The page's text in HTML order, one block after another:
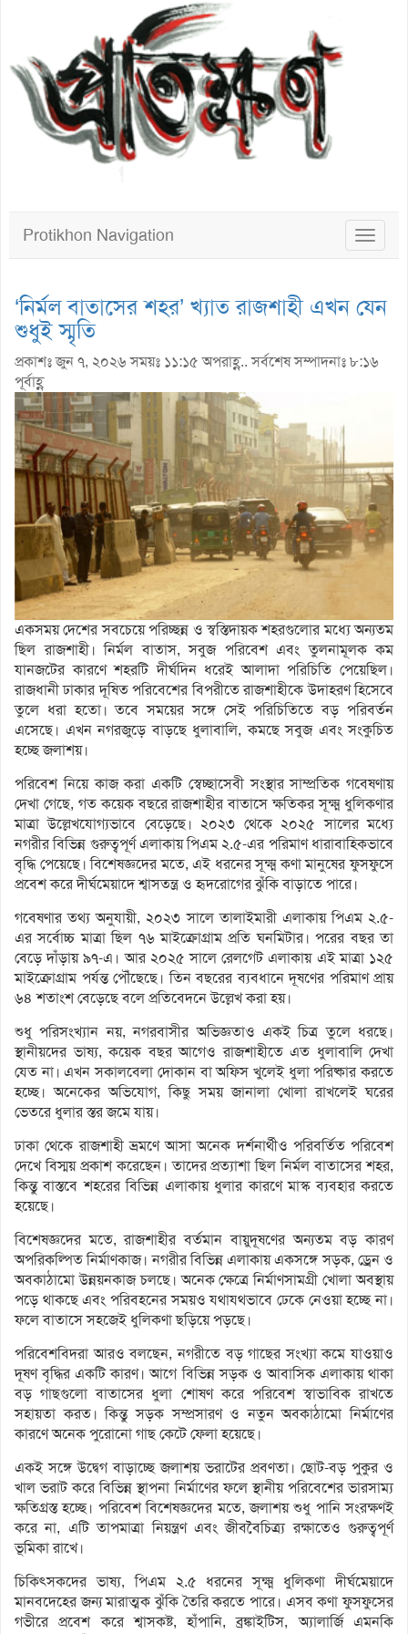
Toggle
Protikhon Navigation
‘নির্মল বাতাসের শহর’ খ্যাত রাজশাহী এখন যেন
শুধুই স্মৃতি
প্রকাশঃ জুন ৭, ২০২৬ সময়ঃ ১১:১৫ অপরাহ্ণ.. সর্বশেষ সম্পাদনাঃ ৮:১৬
পূর্বাহ্ণ
একসময় দেশের সবচেয়ে পরিচ্ছন্ন ও স্বস্তিদায়ক শহরগুলোর মধ্যে অন্যতম
ছিল রাজশাহী। নির্মল বাতাস, সবুজ পরিবেশ এবং তুলনামূলক কম
যানজটের কারণে শহরটি দীর্ঘদিন ধরেই আলাদা পরিচিতি পেয়েছিল।
রাজধানী ঢাকার দূষিত পরিবেশের বিপরীতে রাজশাহীকে উদাহরণ হিসেবে
তুলে ধরা হতো। তবে সময়ের সঙ্গে সেই পরিচিতিতে বড় পরিবর্তন
এসেছে। এখন নগরজুড়ে বাড়ছে ধুলাবালি, কমছে সবুজ এবং সংকুচিত
হচ্ছে জলাশয়।
পরিবেশ নিয়ে কাজ করা একটি স্বেচ্ছাসেবী সংস্থার সাম্প্রতিক গবেষণায়
দেখা গেছে, গত কয়েক বছরে রাজশাহীর বাতাসে ক্ষতিকর সূক্ষ্ম ধুলিকণার
মাত্রা উল্লেখযোগ্যভাবে বেড়েছে। ২০২৩ থেকে ২০২৫ সালের মধ্যে
নগরীর বিভিন্ন গুরুত্বপূর্ণ এলাকায় পিএম ২.৫-এর পরিমাণ ধারাবাহিকভাবে
বৃদ্ধি পেয়েছে। বিশেষজ্ঞদের মতে, এই ধরনের সূক্ষ্ম কণা মানুষের ফুসফুসে
প্রবেশ করে দীর্ঘমেয়াদে শ্বাসতন্ত্র ও হৃদরোগের ঝুঁকি বাড়াতে পারে।
গবেষণার তথ্য অনুযায়ী, ২০২৩ সালে তালাইমারী এলাকায় পিএম ২.৫-
এর সর্বোচ্চ মাত্রা ছিল ৭৬ মাইক্রোগ্রাম প্রতি ঘনমিটার। পরের বছর তা
বেড়ে দাঁড়ায় ৯৭-এ। আর ২০২৫ সালে রেলগেট এলাকায় এই মাত্রা ১২৫
মাইক্রোগ্রাম পর্যন্ত পৌঁছেছে। তিন বছরের ব্যবধানে দূষণের পরিমাণ প্রায়
৬৪ শতাংশ বেড়েছে বলে প্রতিবেদনে উল্লেখ করা হয়।
শুধু পরিসংখ্যান নয়, নগরবাসীর অভিজ্ঞতাও একই চিত্র তুলে ধরছে।
স্থানীয়দের ভাষ্য, কয়েক বছর আগেও রাজশাহীতে এত ধুলাবালি দেখা
যেত না। এখন সকালবেলা দোকান বা অফিস খুলেই ধুলা পরিষ্কার করতে
হচ্ছে। অনেকের অভিযোগ, কিছু সময় জানালা খোলা রাখলেই ঘরের
ভেতরে ধুলার স্তর জমে যায়।
ঢাকা থেকে রাজশাহী ভ্রমণে আসা অনেক দর্শনার্থীও পরিবর্তিত পরিবেশ
দেখে বিস্ময় প্রকাশ করেছেন। তাদের প্রত্যাশা ছিল নির্মল বাতাসের শহর,
কিন্তু বাস্তবে শহরের বিভিন্ন এলাকায় ধুলার কারণে মাস্ক ব্যবহার করতে
হয়েছে।
বিশেষজ্ঞদের মতে, রাজশাহীর বর্তমান বায়ুদূষণের অন্যতম বড় কারণ
অপরিকল্পিত নির্মাণকাজ। নগরীর বিভিন্ন এলাকায় একসঙ্গে সড়ক, ড্রেন ও
অবকাঠামো উন্নয়নকাজ চলছে। অনেক ক্ষেত্রে নির্মাণসামগ্রী খোলা অবস্থায়
পড়ে থাকছে এবং পরিবহনের সময়ও যথাযথভাবে ঢেকে নেওয়া হচ্ছে না।
ফলে বাতাসে সহজেই ধুলিকণা ছড়িয়ে পড়ছে।
পরিবেশবিদরা আরও বলছেন, নগরীতে বড় গাছের সংখ্যা কমে যাওয়াও
দূষণ বৃদ্ধির একটি কারণ। আগে বিভিন্ন সড়ক ও আবাসিক এলাকায় থাকা
বড় গাছগুলো বাতাসের ধুলা শোষণ করে পরিবেশ স্বাভাবিক রাখতে
সহায়তা করত। কিন্তু সড়ক সম্প্রসারণ ও নতুন অবকাঠামো নির্মাণের
কারণে অনেক পুরোনো গাছ কেটে ফেলা হয়েছে।
একই সঙ্গে উদ্বেগ বাড়াচ্ছে জলাশয় ভরাটের প্রবণতা। ছোট-বড় পুকুর ও
খাল ভরাট করে বিভিন্ন স্থাপনা নির্মাণের ফলে স্থানীয় পরিবেশের ভারসাম্য
ক্ষতিগ্রস্ত হচ্ছে। পরিবেশ বিশেষজ্ঞদের মতে, জলাশয় শুধু পানি সংরক্ষণই
করে না, এটি তাপমাত্রা নিয়ন্ত্রণ এবং জীববৈচিত্র্য রক্ষাতেও গুরুত্বপূর্ণ
ভূমিকা রাখে।
চিকিৎসকদের ভাষ্য, পিএম ২.৫ ধরনের সূক্ষ্ম ধুলিকণা দীর্ঘমেয়াদে
মানবদেহের জন্য মারাত্মক ঝুঁকি তৈরি করতে পারে। এসব কণা ফুসফুসের
গভীরে প্রবেশ করে শ্বাসকষ্ট, হাঁপানি, ব্রঙ্কাইটিস, অ্যালার্জি এমনকি